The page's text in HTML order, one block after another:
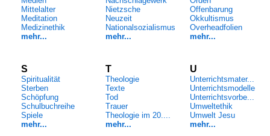
Mittelalter
Meditation
Medizinethik
mehr...
Nietzsche
Neuzeit
Nationalsozialismus
mehr...
Offenbarung
Okkultismus
Overheadfolien
mehr...
S
Spiritualität
Sterben
Schöpfung
Schulbuchreihe
Spiele
mehr...
T
Theologie
Texte
Tod
Trauer
Theologie im 20....
mehr...
U
Unterrichtsmater...
Unterrichtsmodelle
Unterrichtsvorbe...
Umweltethik
Umwelt Jesu
mehr...